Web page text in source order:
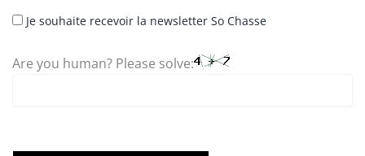
Je souhaite recevoir la newsletter So Chasse
Are you human? Please solve: